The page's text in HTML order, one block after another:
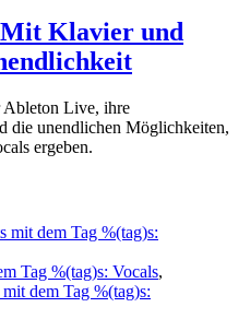
Klavier und
Ableton Live, ihre
die unendlichen Möglichkeiten,
ergeben.
mit dem Tag %(tag)s:
Tag %(tag)s: Vocals,
mit dem Tag %(tag)s: